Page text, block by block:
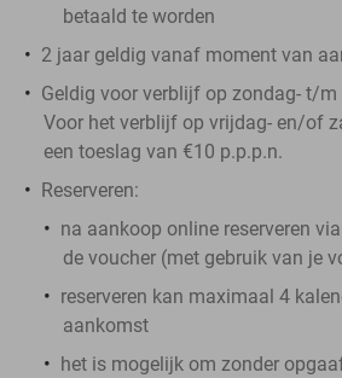
betaald te worden
2 jaar geldig vanaf moment van
Geldig voor verblijf op zondag- t/
Voor het verblijf op vrijdag- en/of
een toeslag van €10 p.p.p.n.
Reserveren:
na aankoop online reserveren
de voucher (met gebruik van je
reserveren kan maximaal 4
aankomst
het is mogelijk om zonder